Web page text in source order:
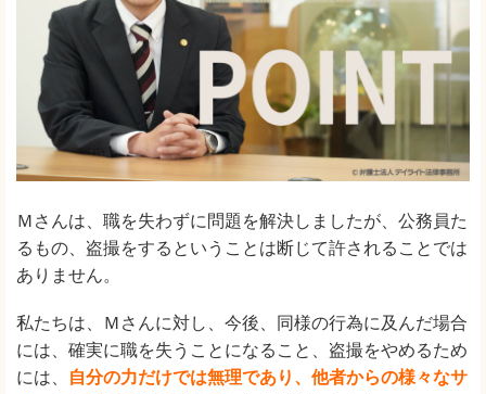
Ｍさんは、職を失わずに問題を解決しましたが、公務員た
るもの、盗撮をするということは断じて許されることでは
ありません。
私たちは、Ｍさんに対し、今後、同様の行為に及んだ場合
には、確実に職を失うことになること、盗撮をやめるため
には、
自分の力だけでは無理であり、他者からの様々なサ